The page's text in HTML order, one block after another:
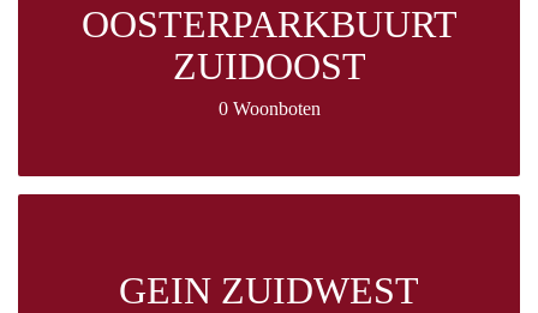
OOSTERPARKBUURT
ZUIDOOST
0 Woonboten
GEIN ZUIDWEST